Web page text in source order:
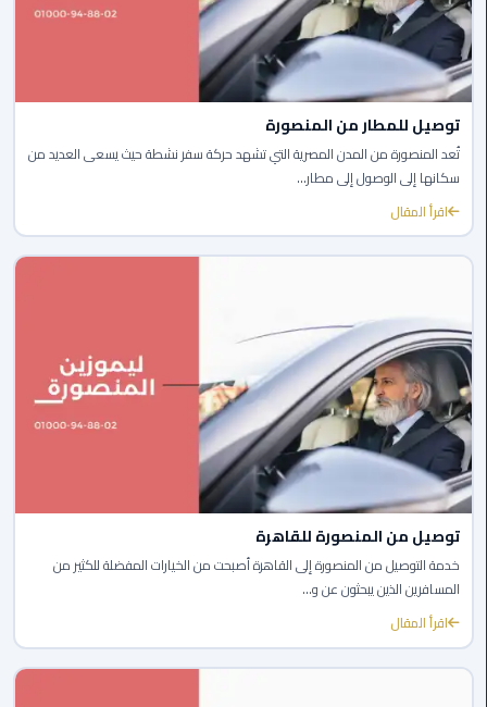
لندن
ليموزين
مطار
برج
العرب
الي
مرسي
مطروح
ليموزين
مطار
برج
العرب
والإسكندرية
ليموزين
دمياط
ليموزين
من
الاسكندرية
الى
توصيل للمطار من المنصورة
تُعد المنصورة من المدن المصرية التي تشهد حركة سفر نشطة حيث يسعى العديد من
سكانها إلى الوصول إلى مطار...
اقرأ المقال
توصيل من المنصورة للقاهرة
خدمة التوصيل من المنصورة إلى القاهرة أصبحت من الخيارات المفضلة للكثير من
المسافرين الذين يبحثون عن و...
اقرأ المقال